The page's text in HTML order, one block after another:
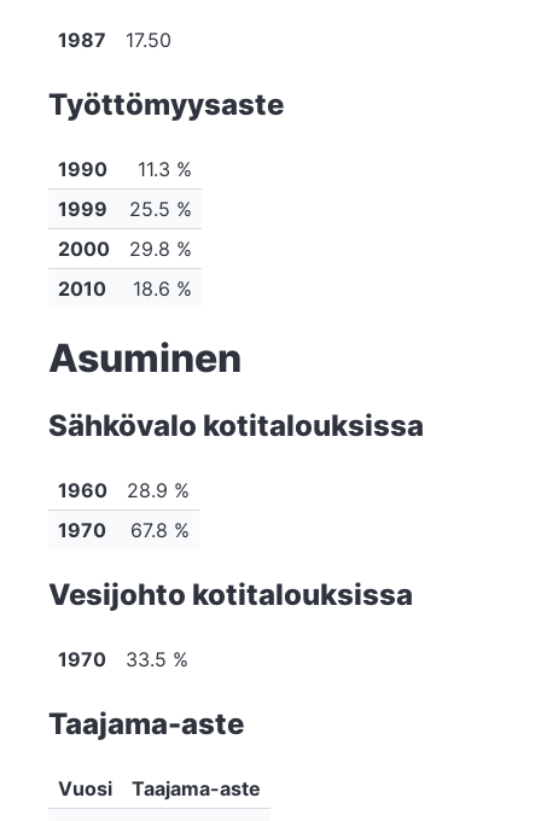
1987 17.50
Työttömyysaste
1990
11.3 %
1999
25.5 %
2000
29.8 %
2010
18.6 %
Asuminen
Sähkövalo kotitalouksissa
1960
28.9 %
1970
67.8 %
Vesijohto kotitalouksissa
1970 33.5 %
Taajama-aste
Vuosi
Taajama-aste